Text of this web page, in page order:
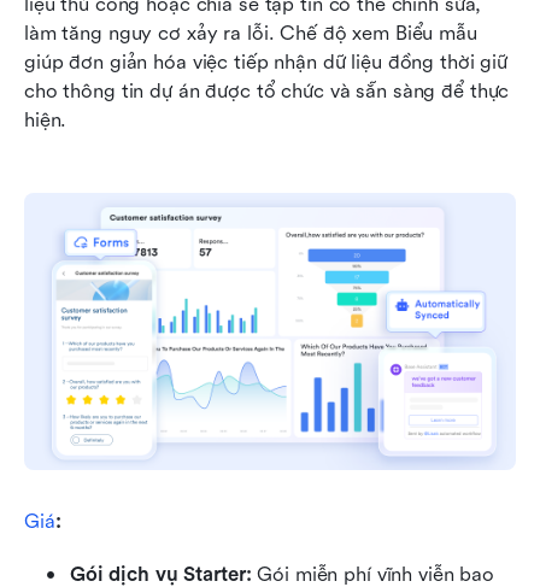
làm tăng nguy cơ xảy ra lỗi. Chế độ xem Biểu mẫu
giúp đơn giản hóa việc tiếp nhận dữ liệu đồng thời giữ
cho thông tin dự án được tổ chức và sẵn sàng để thực
hiện.
Giá:
Gói dịch vụ Starter: Gói miễn phí vĩnh viễn bao